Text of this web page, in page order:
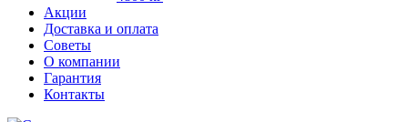
Акции
Доставка и оплата
Советы
О компании
Гарантия
Контакты